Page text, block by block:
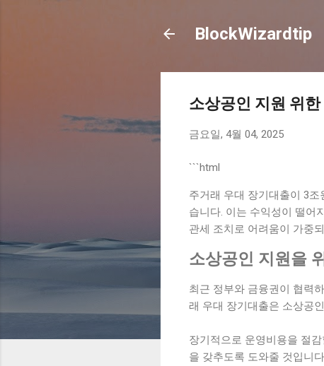
BlockWizardtip
소상공인 지원 위
금요일, 4월 04, 2025
```html
주거래 우대 장기대출이 3
습니다. 이는 수익성이 떨어
관세 조치로 어려움이 가중
소상공인 지원을
최근 정부와 금융권이 협력
래 우대 장기대출은 소상공
장기적으로 운영비용을 절
을 갖추도록 도와줄 것입니